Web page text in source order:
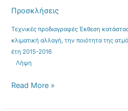
Προσκλήσεις
Τεχνικές προδιαγραφές Έκθεση
κλιματική αλλαγή, την ποιότητα της
έτη 2015-2016
Λήψη
περιβάλλοντος
για
την
κλιματική
αλλαγή,
την
της
και
Read More »